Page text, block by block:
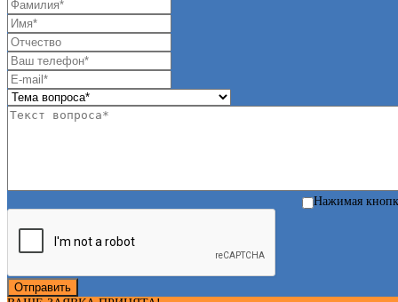
Нажимая
Отправить